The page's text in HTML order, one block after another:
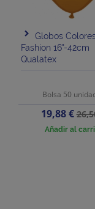
Globos
Fashion 16"-42cm
Qualatex
Bolsa 50
Precio
19,88 €
Añadir al